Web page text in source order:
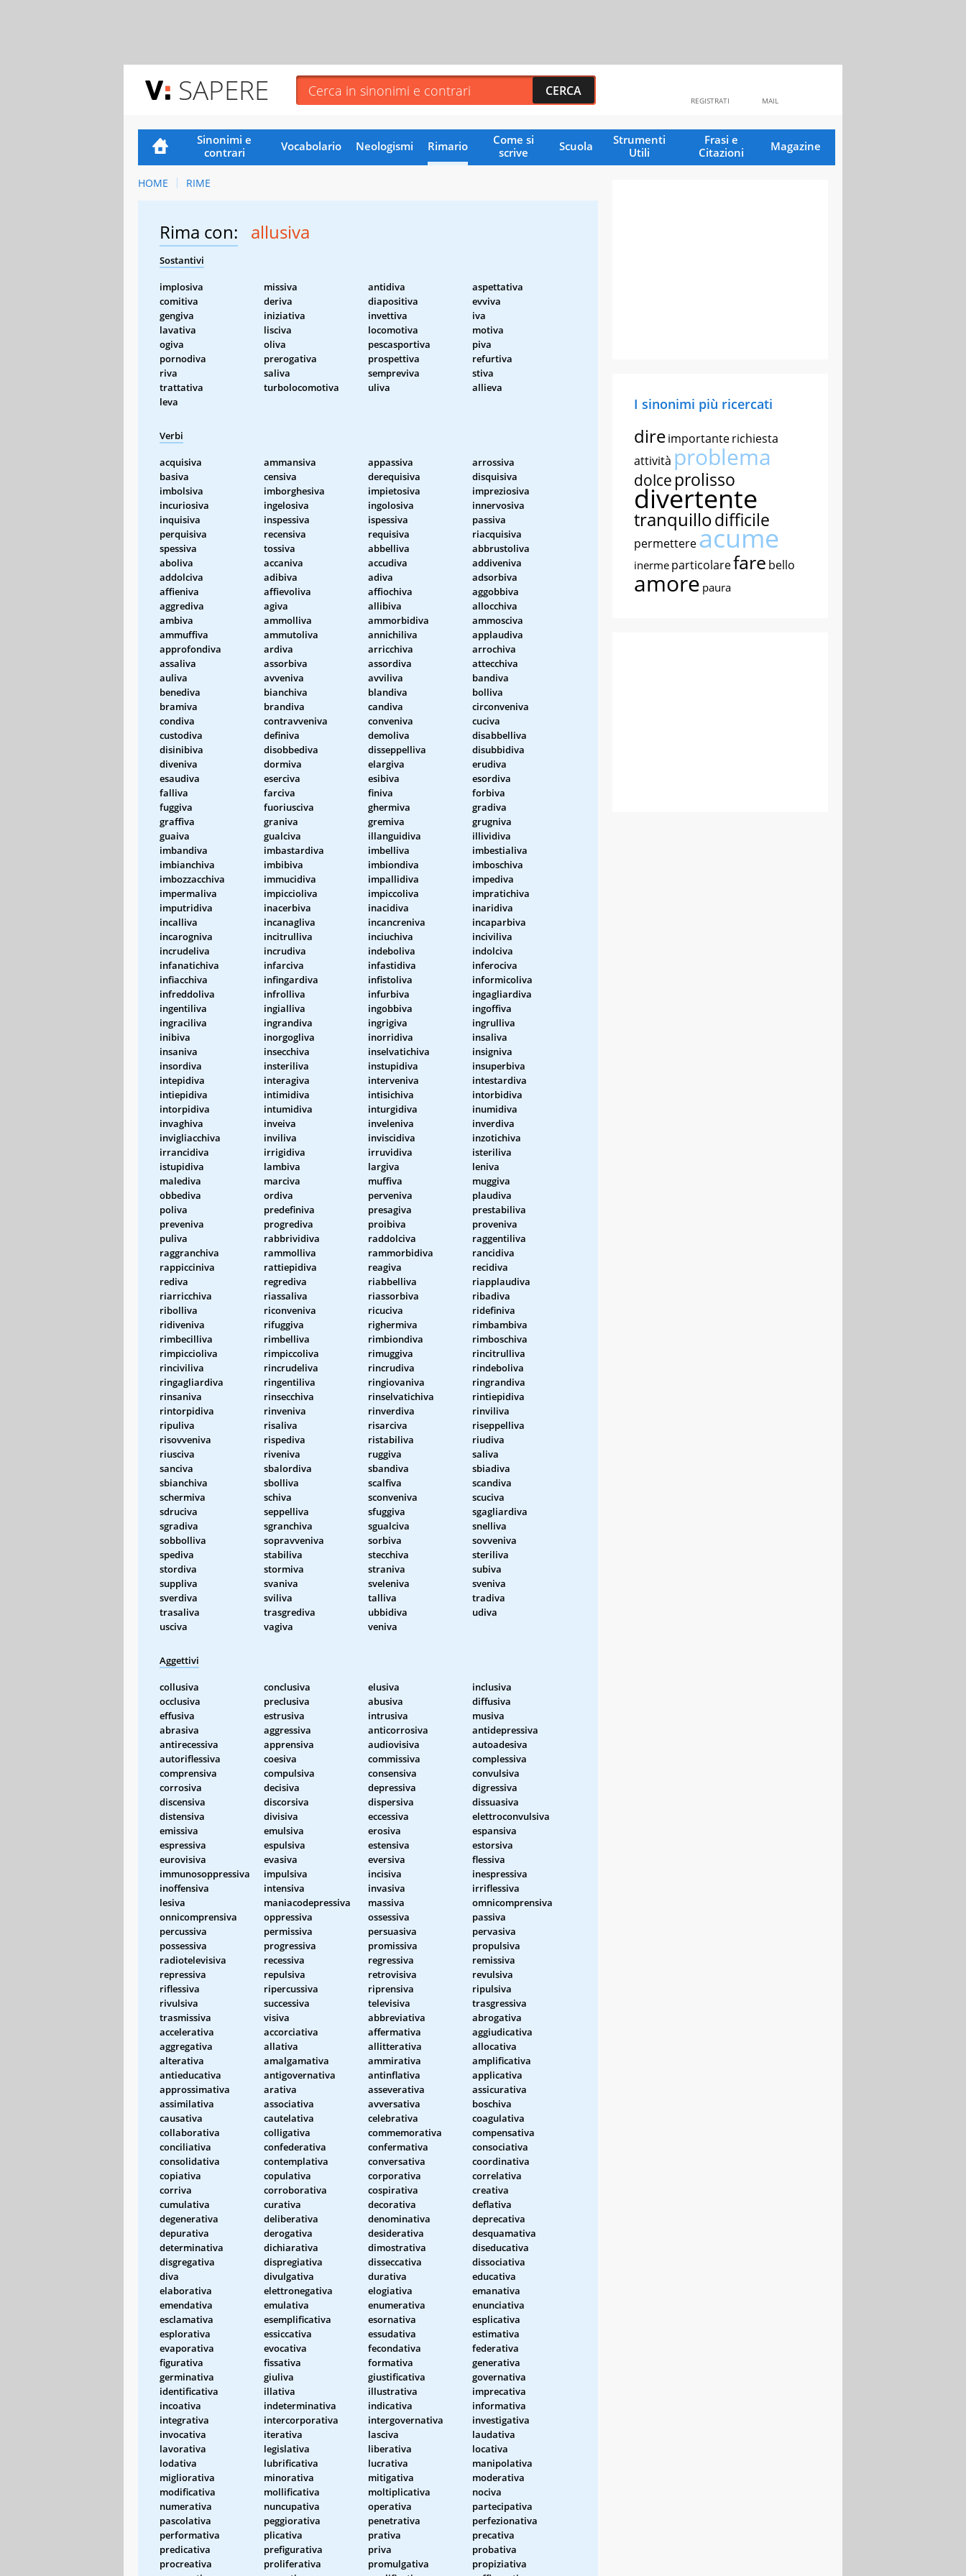
SAPERE MAIL
REGISTRATI
Sinonimi e
contrari
Vocabolario Neologismi Rimario
Come si
scrive
Scuola
Strumenti
Utili
Frasi e
Citazioni
Magazine
HOME RIME
Rima con: allusiva
Sostantivi
implosiva missiva antidiva
aspettativa
comitiva
deriva diapositiva
evviva
gengiva
iniziativa invettiva
iva
lavativa
lisciva locomotiva
motiva
ogiva
oliva pescasportiva
piva
pornodiva
prerogativa prospettiva
refurtiva
riva
saliva sempreviva
stiva
trattativa
turbolocomotiva uliva
allieva
leva
Verbi
acquisiva ammansiva appassiva
arrossiva
basiva
censiva derequisiva
disquisiva
imbolsiva
imborghesiva impietosiva
impreziosiva
incuriosiva
ingelosiva ingolosiva
innervosiva
inquisiva
inspessiva ispessiva
passiva
perquisiva
recensiva requisiva
riacquisiva
spessiva
tossiva abbelliva
abbrustoliva
aboliva
accaniva accudiva
addiveniva
addolciva
adibiva adiva
adsorbiva
affieniva
affievoliva affiochiva
aggobbiva
aggrediva
agiva allibiva
allocchiva
ambiva
ammolliva ammorbidiva
ammosciva
ammuffiva
ammutoliva annichiliva
applaudiva
approfondiva
ardiva arricchiva
arrochiva
assaliva
assorbiva assordiva
attecchiva
auliva
avveniva avviliva
bandiva
benediva
bianchiva blandiva
bolliva
bramiva
brandiva candiva
circonveniva
condiva
contravveniva conveniva
cuciva
custodiva
definiva demoliva
disabbelliva
disinibiva
disobbediva disseppelliva
disubbidiva
diveniva
dormiva elargiva
erudiva
esaudiva
eserciva esibiva
esordiva
falliva
farciva finiva
forbiva
fuggiva
fuoriusciva ghermiva
gradiva
graffiva
graniva gremiva
grugniva
guaiva
gualciva illanguidiva
illividiva
imbandiva
imbastardiva imbelliva
imbestialiva
imbianchiva
imbibiva imbiondiva
imboschiva
imbozzacchiva
immucidiva impallidiva
impediva
impermaliva
impiccioliva impiccoliva
impratichiva
imputridiva
inacerbiva inacidiva
inaridiva
incalliva
incanagliva incancreniva
incaparbiva
incarogniva
incitrulliva inciuchiva
inciviliva
incrudeliva
incrudiva indeboliva
indolciva
infanatichiva
infarciva infastidiva
inferociva
infiacchiva
infingardiva infistoliva
informicoliva
infreddoliva
infrolliva infurbiva
ingagliardiva
ingentiliva
ingialliva ingobbiva
ingoffiva
ingraciliva
ingrandiva ingrigiva
ingrulliva
inibiva
inorgogliva inorridiva
insaliva
insaniva
insecchiva inselvatichiva
insigniva
insordiva
insteriliva instupidiva
insuperbiva
intepidiva
interagiva interveniva
intestardiva
intiepidiva
intimidiva intisichiva
intorbidiva
intorpidiva
intumidiva inturgidiva
inumidiva
invaghiva
inveiva inveleniva
inverdiva
invigliacchiva
inviliva inviscidiva
inzotichiva
irrancidiva
irrigidiva irruvidiva
isteriliva
istupidiva
lambiva largiva
leniva
malediva
marciva muffiva
muggiva
obbediva
ordiva perveniva
plaudiva
poliva
predefiniva presagiva
prestabiliva
preveniva
progrediva proibiva
proveniva
puliva
rabbrividiva raddolciva
raggentiliva
raggranchiva
rammolliva rammorbidiva
rancidiva
rappicciniva
rattiepidiva reagiva
recidiva
rediva
regrediva riabbelliva
riapplaudiva
riarricchiva
riassaliva riassorbiva
ribadiva
ribolliva
riconveniva ricuciva
ridefiniva
ridiveniva
rifuggiva righermiva
rimbambiva
rimbecilliva
rimbelliva rimbiondiva
rimboschiva
rimpiccioliva
rimpiccoliva rimuggiva
rincitrulliva
rinciviliva
rincrudeliva rincrudiva
rindeboliva
ringagliardiva
ringentiliva ringiovaniva
ringrandiva
rinsaniva
rinsecchiva rinselvatichiva
rintiepidiva
rintorpidiva
rinveniva rinverdiva
rinviliva
ripuliva
risaliva risarciva
riseppelliva
risovveniva
rispediva ristabiliva
riudiva
riusciva
riveniva ruggiva
saliva
sanciva
sbalordiva sbandiva
sbiadiva
sbianchiva
sbolliva scalfiva
scandiva
schermiva
schiva sconveniva
scuciva
sdruciva
seppelliva sfuggiva
sgagliardiva
sgradiva
sgranchiva sgualciva
snelliva
sobbolliva
sopravveniva sorbiva
sovveniva
spediva
stabiliva stecchiva
steriliva
stordiva
stormiva straniva
subiva
suppliva
svaniva sveleniva
sveniva
sverdiva
sviliva talliva
tradiva
trasaliva
trasgrediva ubbidiva
udiva
usciva
vagiva veniva
Aggettivi
collusiva conclusiva elusiva
inclusiva
occlusiva
preclusiva abusiva
diffusiva
effusiva
estrusiva intrusiva
musiva
abrasiva
aggressiva anticorrosiva
antidepressiva
antirecessiva
apprensiva audiovisiva
autoadesiva
autoriflessiva
coesiva commissiva
complessiva
comprensiva
compulsiva consensiva
convulsiva
corrosiva
decisiva depressiva
digressiva
discensiva
discorsiva dispersiva
dissuasiva
distensiva
divisiva eccessiva
elettroconvulsiva
emissiva
emulsiva erosiva
espansiva
espressiva
espulsiva estensiva
estorsiva
eurovisiva
evasiva eversiva
flessiva
immunosoppressiva
impulsiva incisiva
inespressiva
inoffensiva
intensiva invasiva
irriflessiva
lesiva
maniacodepressiva massiva
omnicomprensiva
onnicomprensiva
oppressiva ossessiva
passiva
percussiva
permissiva persuasiva
pervasiva
possessiva
progressiva promissiva
propulsiva
radiotelevisiva
recessiva regressiva
remissiva
repressiva
repulsiva retrovisiva
revulsiva
riflessiva
ripercussiva riprensiva
ripulsiva
rivulsiva
successiva televisiva
trasgressiva
trasmissiva
visiva abbreviativa
abrogativa
accelerativa
accorciativa affermativa
aggiudicativa
aggregativa
allativa allitterativa
allocativa
alterativa
amalgamativa ammirativa
amplificativa
antieducativa
antigovernativa antinflativa
applicativa
approssimativa
arativa asseverativa
assicurativa
assimilativa
associativa avversativa
boschiva
causativa
cautelativa celebrativa
coagulativa
collaborativa
colligativa commemorativa
compensativa
conciliativa
confederativa confermativa
consociativa
consolidativa
contemplativa conversativa
coordinativa
copiativa
copulativa corporativa
correlativa
corriva
corroborativa cospirativa
creativa
cumulativa
curativa decorativa
deflativa
degenerativa
deliberativa denominativa
deprecativa
depurativa
derogativa desiderativa
desquamativa
determinativa
dichiarativa dimostrativa
diseducativa
disgregativa
dispregiativa disseccativa
dissociativa
diva
divulgativa durativa
educativa
elaborativa
elettronegativa elogiativa
emanativa
emendativa
emulativa enumerativa
enunciativa
esclamativa
esemplificativa esornativa
esplicativa
esplorativa
essiccativa essudativa
estimativa
evaporativa
evocativa fecondativa
federativa
figurativa
fissativa formativa
generativa
germinativa
giuliva giustificativa
governativa
identificativa
illativa illustrativa
imprecativa
incoativa
indeterminativa indicativa
informativa
integrativa
intercorporativa intergovernativa
investigativa
invocativa
iterativa lasciva
laudativa
lavorativa
legislativa liberativa
locativa
lodativa
lubrificativa lucrativa
manipolativa
migliorativa
minorativa mitigativa
moderativa
modificativa
mollificativa moltiplicativa
nociva
numerativa
nuncupativa operativa
partecipativa
pascolativa
peggiorativa penetrativa
perfezionativa
performativa
plicativa prativa
precativa
predicativa
prefigurativa priva
probativa
procreativa
proliferativa promulgativa
propiziativa
I sinonimi più ricercati
direimportanterichiesta
attività problema
dolce prolisso
divertente
tranquillodifficile
permettereacume
inerme particolarefare bello
amore paura